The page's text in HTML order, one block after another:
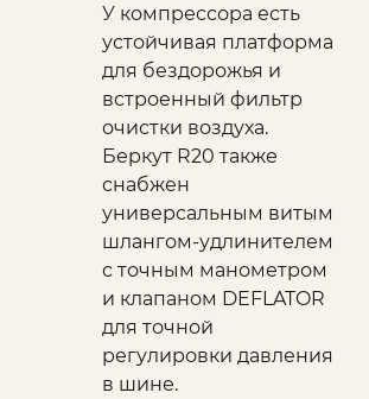
У компрессора есть
устойчивая платформа
для бездорожья и
встроенный фильтр
очистки воздуха.
Беркут R20 также
снабжен
универсальным витым
шлангом-удлинителем
с точным манометром
и клапаном DEFLATOR
для точной
регулировки давления
в шине.